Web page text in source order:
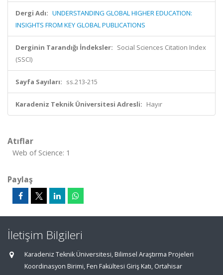
Dergi Adı: UNDERSTANDING GLOBAL HIGHER EDUCATION:
INSIGHTS FROM KEY GLOBAL PUBLICATIONS
Derginin Tarandığı İndeksler: Social Sciences Citation Index
(SSCI)
Sayfa Sayıları: ss.213-215
Karadeniz Teknik Üniversitesi Adresli: Hayır
Atıflar
Web of Science: 1
Paylaş
İletişim Bilgileri
Karadeniz Teknik Üniversitesi, Bilimsel Araştırma Projeleri
Koordinasyon Birimi, Fen Fakültesi Giriş Katı, Ortahisar